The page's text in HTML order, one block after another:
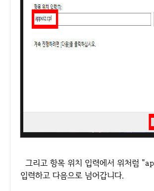
그리고 항목 위치 입력에서 위처럼 "appwiz.cpl" 을
입력하고 다음으로 넘어갑니다.